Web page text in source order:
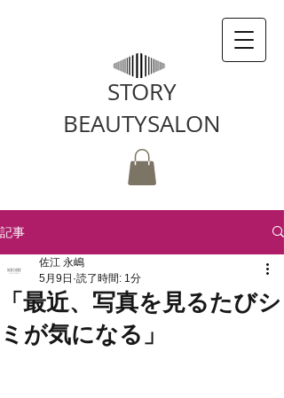
STORY
BEAUTYSALON
記事
「最近、写真を見るたびシ
ミが気になる」
佐江 永嶋
5月9日 読了時間: 1分